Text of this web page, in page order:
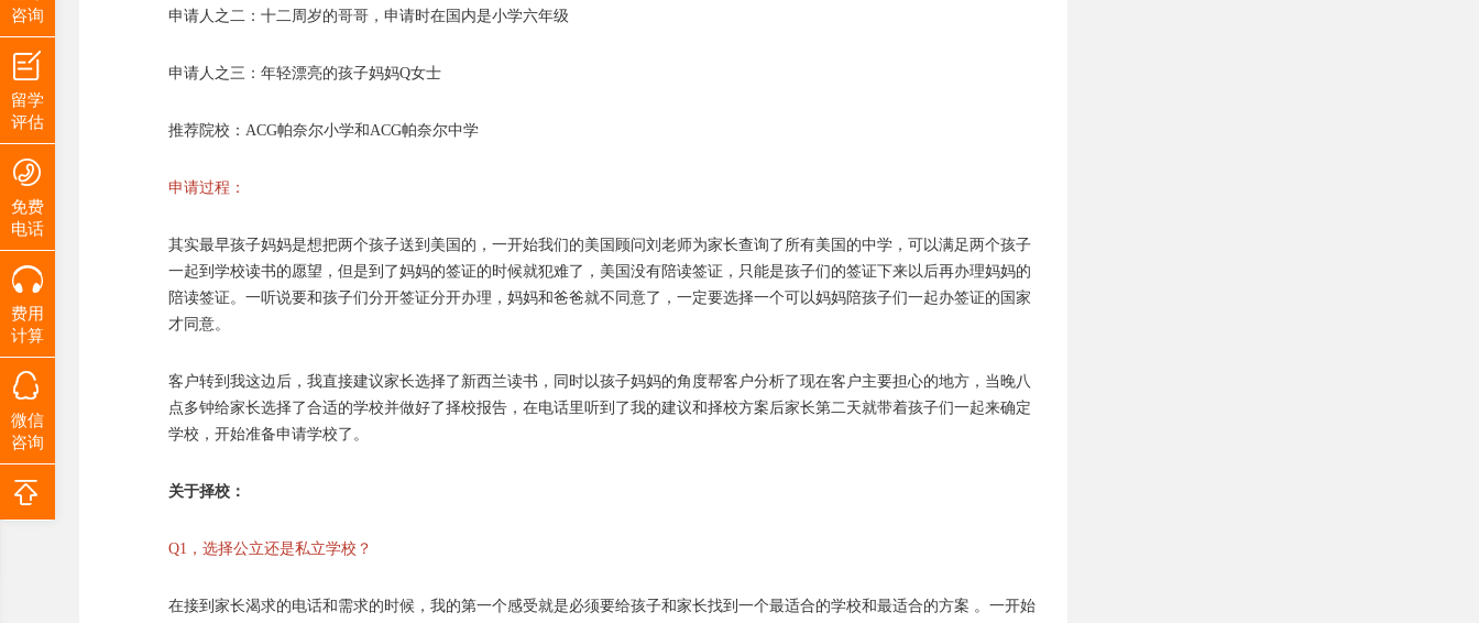
申请人之二：十二周岁的哥哥，申请时在国内是小学六年级
申请人之三：年轻漂亮的孩子妈妈Q女士
推荐院校：ACG帕奈尔小学和ACG帕奈尔中学
申请过程：
其实最早孩子妈妈是想把两个孩子送到美国的，一开始我们的美国顾问刘老师为家长查询了所有美国的中学，可以满足两个孩子
一起到学校读书的愿望，但是到了妈妈的签证的时候就犯难了，美国没有陪读签证，只能是孩子们的签证下来以后再办理妈妈的
陪读签证。一听说要和孩子们分开签证分开办理，妈妈和爸爸就不同意了，一定要选择一个可以妈妈陪孩子们一起办签证的国家
才同意。
客户转到我这边后，我直接建议家长选择了新西兰读书，同时以孩子妈妈的角度帮客户分析了现在客户主要担心的地方，当晚八
点多钟给家长选择了合适的学校并做好了择校报告，在电话里听到了我的建议和择校方案后家长第二天就带着孩子们一起来确定
学校，开始准备申请学校了。
关于择校：
Q1，选择公立还是私立学校？
在接到家长渴求的电话和需求的时候，我的第一个感受就是必须要给孩子和家长找到一个最适合的学校和最适合的方案 。一开始
咨询
留学
评估
免费
电话
费用
计算
微信
咨询